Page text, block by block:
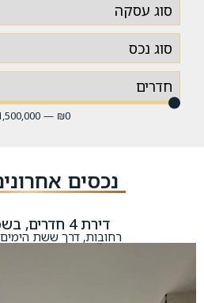
₪0
—
נכסים
דירת 4 חדרים, בשכונת סלע
רחובות, דרך ששת